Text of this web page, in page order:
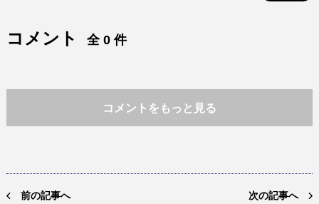
コメント 全 0 件
コメントをもっと見る
前の記事へ 次の記事へ